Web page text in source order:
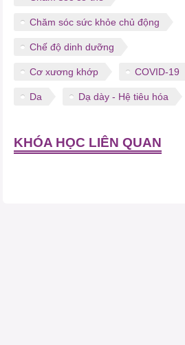
Chăm sóc sức khỏe chủ động
Chế độ dinh dưỡng
Cơ xương khớp COVID-19
Da Dạ dày - Hệ tiêu hóa
KHÓA HỌC LIÊN QUAN